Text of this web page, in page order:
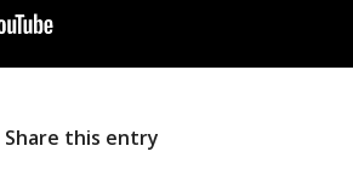
Share this entry